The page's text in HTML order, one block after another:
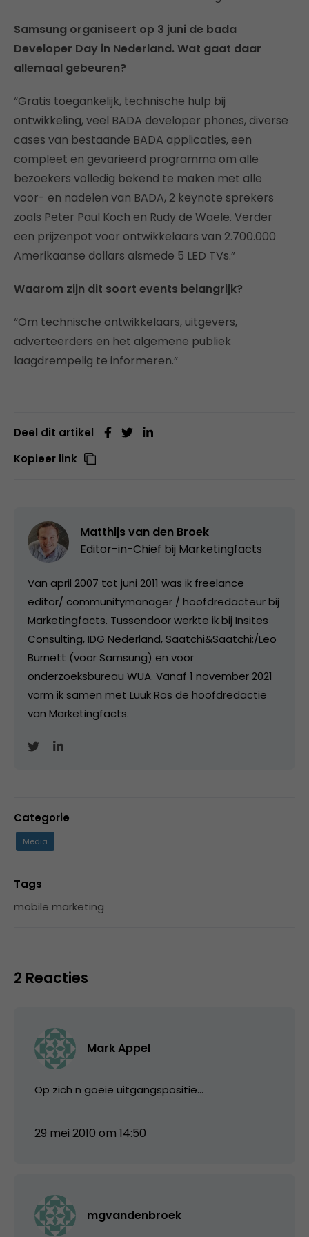
Samsung organiseert op 3 juni de bada
Developer Day in Nederland. Wat gaat daar
allemaal gebeuren?
“Gratis toegankelijk, technische hulp bij
ontwikkeling, veel BADA developer phones, diverse
cases van bestaande BADA applicaties, een
compleet en gevarieerd programma om alle
bezoekers volledig bekend te maken met alle
voor- en nadelen van BADA, 2 keynote sprekers
zoals Peter Paul Koch en Rudy de Waele. Verder
een prijzenpot voor ontwikkelaars van 2.700.000
Amerikaanse dollars alsmede 5 LED TVs.”
Waarom zijn dit soort events belangrijk?
“Om technische ontwikkelaars, uitgevers,
adverteerders en het algemene publiek
laagdrempelig te informeren.”
Deel dit artikel
Kopieer link
Matthijs van den Broek
Editor-in-Chief bij Marketingfacts
Van april 2007 tot juni 2011 was ik freelance
editor/ communitymanager / hoofdredacteur bij
Marketingfacts. Tussendoor werkte ik bij Insites
Consulting, IDG Nederland, Saatchi&Saatchi;/Leo
Burnett (voor Samsung) en voor
onderzoeksbureau WUA. Vanaf 1 november 2021
vorm ik samen met Luuk Ros de hoofdredactie
van Marketingfacts.
Categorie
Media
Tags
mobile marketing
2 Reacties
Mark Appel
Op zich n goeie uitgangspositie…
29 mei 2010 om 14:50
mgvandenbroek